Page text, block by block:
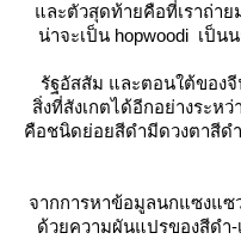
ละตัวสุดท้ายคือที่เราถ่าย
น่าจะเป็น hopwoodi เป็น
รัฐอัสสัม และตอนใต้ของ
สิ่งที่สังเกตได้อีกอย่างระห
คือชนิดย่อยสีดำมีดวงตาสีด
จากการหาข้อมูลนกแซงแซ
ด้วยความผันแปรของสีดำ